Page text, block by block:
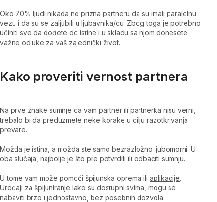
Oko 70% ljudi nikada ne prizna partneru da su imali paralelnu
vezu i da su se zaljubili u ljubavnika/cu. Zbog toga je potrebno
učiniti sve da dođete do istine i u skladu sa njom donesete
važne odluke za vaš zajednički život.
Kako proveriti vernost partnera
Na prve znake sumnje da vam partner ili partnerka nisu verni,
trebalo bi da preduzmete neke korake u cilju razotkrivanja
prevare.
Možda je istina, a možda ste samo bezrazložno ljubomorni. U
oba slučaja, najbolje je što pre potvrditi ili odbaciti sumnju.
U tome vam može pomoći špijunska oprema ili aplikacije.
Uređaji za špijuniranje lako su dostupni svima, mogu se
nabaviti brzo i jednostavno, bez posebnih dozvola.